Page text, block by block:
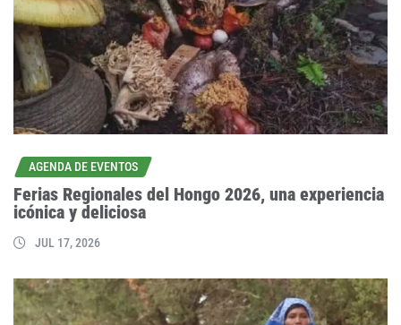
AGENDA DE EVENTOS
Ferias Regionales del Hongo 2026, una experiencia
icónica y deliciosa
JUL 17, 2026